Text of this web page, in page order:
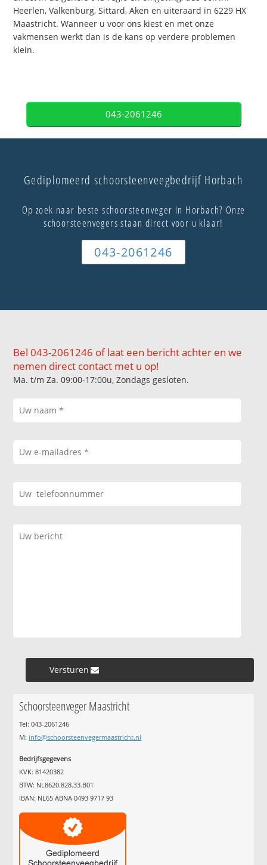
Heerlen, Valkenburg, Sittard, Aken en uiteraard in 6229 HX
Maastricht. Wanneer u voor ons kiest en met onze
vakmensen werkt dan is de kans op verdere problemen
klein.
043-2061246
Gediplomeerd schoorsteenveegbedrijf Horbach
Op zoek naar beste schoorsteenveger in Horbach? Onze
schoorsteenvegers staan direct voor u klaar!
043-2061246
Bel 043-2061246 of laat een bericht achter en we
nemen direct contact met u op!
Ma. t/m Za. 09:00-17:00u, Zondags gesloten.
Versturen »
Schoorsteenveger Maastricht
Tel: 043-2061246
M: info@schoorsteenvegermaastricht.nl
Bedrijfsgegevens
KVK: 81420382
BTW: NL8620.828.33.B01
IBAN: NL65 ABNA 0493 9717 93